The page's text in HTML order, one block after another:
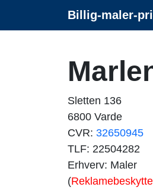
Billig-maler-
Sletten 136
6800 Varde
CVR: 32650945
TLF: 22504282
Erhverv: Maler
(